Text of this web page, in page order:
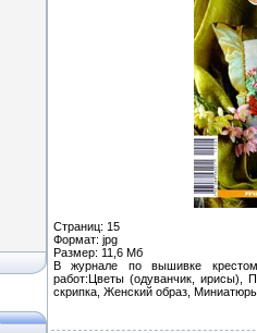
Страниц: 15
Формат: jpg
Размер: 11,6 Мб
В журнале по вышивке
работ:Цветы (одуванчик, ирисы),
скрипка, Женский образ,